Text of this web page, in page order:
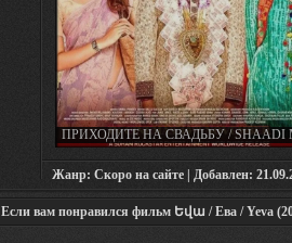
ПРИХОДИТЕ НА СВАДЬБУ / SHAADI
ZAROOR AANA (2017)
Жанр: Скоро на сайте | Добавлен:
Если вам понравился фильм Եվա / Ева / Yeva